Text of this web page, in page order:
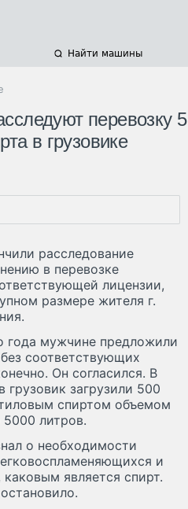
Найти машины
перевозку 5
в грузовике
расследование
в перевозке
лицензии,
размере жителя г.
года мужчине предложили
соответствующих
Он согласился. В
загрузили 500
спиртом объемом
литров.
о необходимости
и
является спирт.